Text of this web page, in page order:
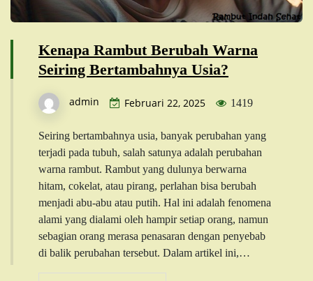
Kenapa Rambut Berubah Warna
Seiring Bertambahnya Usia?
admin Februari 22, 2025 1419
Seiring bertambahnya usia, banyak perubahan yang
terjadi pada tubuh, salah satunya adalah perubahan
warna rambut. Rambut yang dulunya berwarna
hitam, cokelat, atau pirang, perlahan bisa berubah
menjadi abu-abu atau putih. Hal ini adalah fenomena
alami yang dialami oleh hampir setiap orang, namun
sebagian orang merasa penasaran dengan penyebab
di balik perubahan tersebut. Dalam artikel ini,…